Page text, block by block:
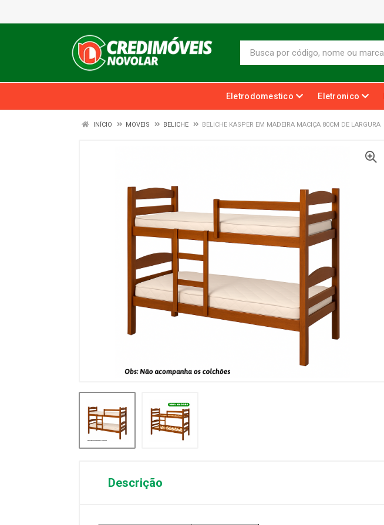
Eletrodomestico Eletronico
INÍCIO MOVEIS BELICHE BELICHE KASPER EM MADEIRA MACIÇA 80CM DE LARGURA
Descrição